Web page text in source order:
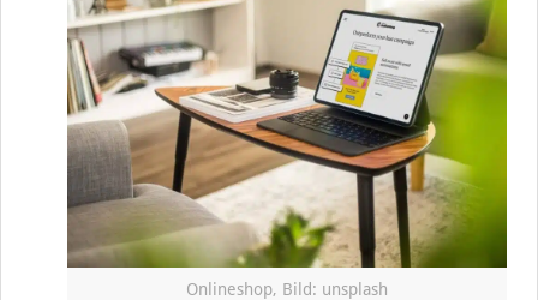
Onlineshop, Bild: unsplash